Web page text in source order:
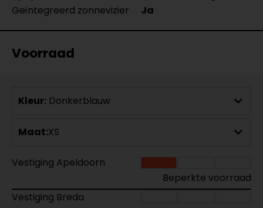
Geïntegreerd zonnevizier
Ja
Voorraad
Kleur: Donkerblauw
Maat:XS
Vestiging Apeldoorn
Beperkte voorraad
Vestiging Breda